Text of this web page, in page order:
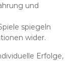
und
spiegeln
wider.
Erfolge,